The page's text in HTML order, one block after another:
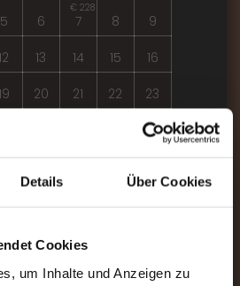
Details Über Cookies
Cookies
um Inhalte und Anzeigen zu
5 6
€ 228
7 8 9
12 13 14 15 16
19 20 21 22 23
30
sind keine Über- und
August beträgt 7 Nächte